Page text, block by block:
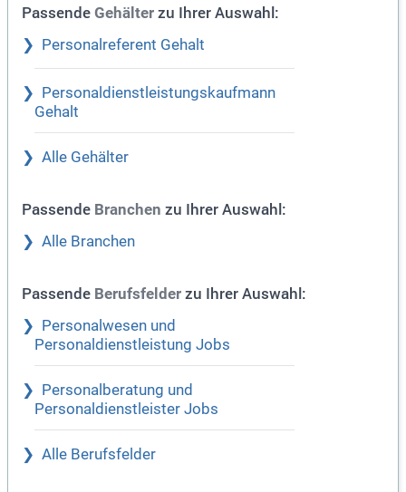
Passende Gehälter zu Ihrer Auswahl:
Personalreferent Gehalt
Personaldienstleistungskaufmann
Gehalt
Alle Gehälter
Passende Branchen zu Ihrer Auswahl:
Alle Branchen
Passende Berufsfelder zu Ihrer Auswahl:
Personalwesen und
Personaldienstleistung Jobs
Personalberatung und
Personaldienstleister Jobs
Alle Berufsfelder